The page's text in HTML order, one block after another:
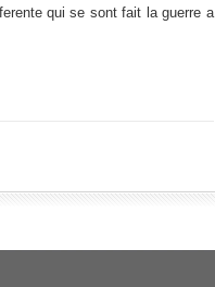
qui se sont fait la guerre a